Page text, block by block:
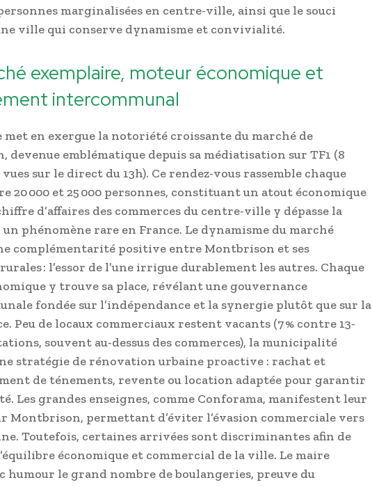
marginalisées en centre-ville, ainsi que le souci
ville qui conserve dynamisme et convivialité.
exemplaire, moteur économique et
intercommunal
met en exergue la notoriété croissante du marché de
devenue emblématique depuis sa médiatisation sur TF1 (8
sur le direct du 13h). Ce rendez-vous rassemble chaque
20 000 et 25 000 personnes, constituant un atout économique
d’affaires des commerces du centre-ville y dépasse la
phénomène rare en France. Le dynamisme du marché
complémentarité positive entre Montbrison et ses
: l’essor de l’une irrigue durablement les autres. Chaque
y trouve sa place, révélant une gouvernance
fondée sur l’indépendance et la synergie plutôt que sur la
Peu de locaux commerciaux restent vacants (7 % contre 13-
souvent au-dessus des commerces), la municipalité
stratégie de rénovation urbaine proactive : rachat et
de ténements, revente ou location adaptée pour garantir
Les grandes enseignes, comme Conforama, manifestent leur
Montbrison, permettant d’éviter l’évasion commerciale vers
Toutefois, certaines arrivées sont discriminantes afin de
économique et commercial de la ville. Le maire
humour le grand nombre de boulangeries, preuve du